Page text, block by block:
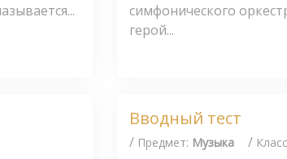
симфонического
герой...
Вводный тест
/ Предмет: Музыка /